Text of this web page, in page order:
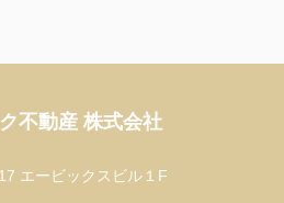
不動産 株式会社
エービックスビル１F